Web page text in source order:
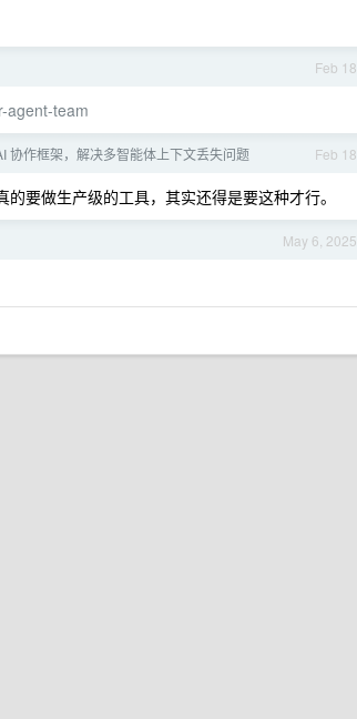
Feb 18
agent-team
Feb 18
协作框架，解决多智能体上下文丢失问题
要做生产级的工具，其实还得是要这种才行。
May 6, 2025